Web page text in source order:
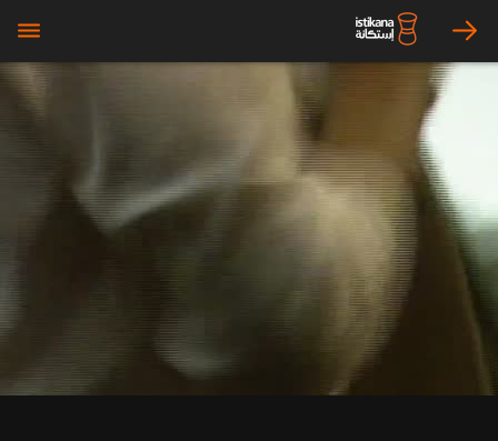
arrow_right
bars